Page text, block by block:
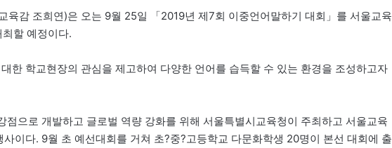
육감 조희연)은 오는 9월 25일 「2019년 제7회 이중언어말하기 대회」를 서울교육
할 예정이다.
한 학교현장의 관심을 제고하여 다양한 언어를 습득할 수 있는 환경을 조성하고자
점으로 개발하고 글로벌 역량 강화를 위해 서울특별시교육청이 주최하고 서울교육
이다. 9월 초 예선대회를 거쳐 초?중?고등학교 다문화학생 20명이 본선 대회에 출